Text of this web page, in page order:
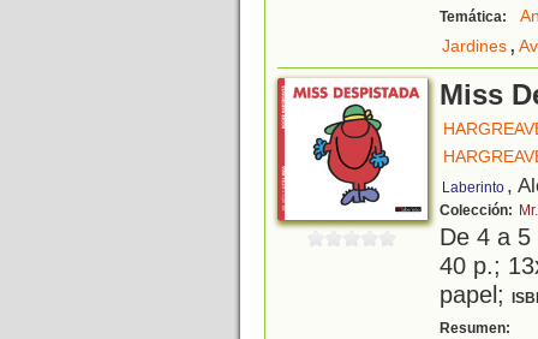
Temática:
Jardines,
Miss
Laberinto ,
Colección:
De 4 a
40 p.;
papel;
Resumen: